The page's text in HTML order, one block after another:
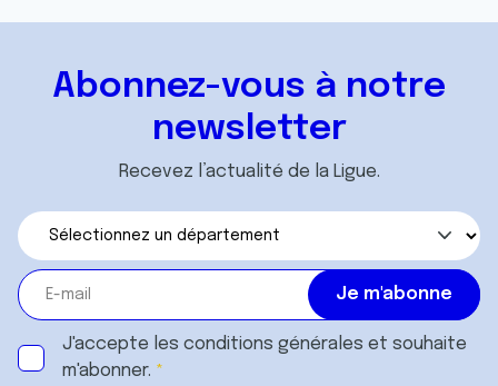
Abonnez-vous à notre
newsletter
Recevez l’actualité de la Ligue.
J'accepte les conditions générales et souhaite
m'abonner.